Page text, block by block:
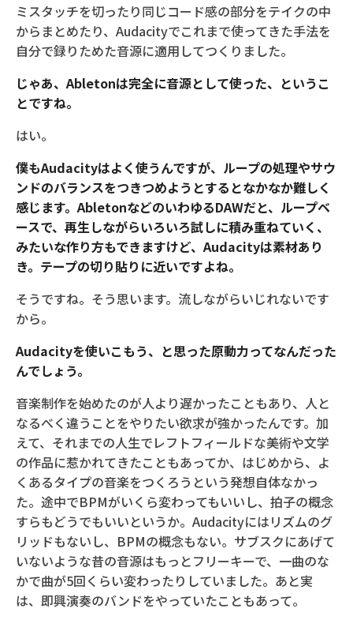
ミスタッチを切ったり同じコード感の部分をテイクの中
からまとめたり、Audacityでこれまで使ってきた手法を
自分で録りためた音源に適用してつくりました。
じゃあ、Abletonは完全に音源として使った、というこ
とですね。
はい。
僕もAudacityはよく使うんですが、ループの処理やサウ
ンドのバランスをつきつめようとするとなかなか難しく
感じます。AbletonなどのいわゆるDAWだと、ループベ
ースで、再生しながらいろいろ試しに積み重ねていく、
みたいな作り方もできますけど、Audacityは素材あり
き。テープの切り貼りに近いですよね。
そうですね。そう思います。流しながらいじれないです
から。
Audacityを使いこもう、と思った原動力ってなんだった
んでしょう。
音楽制作を始めたのが人より遅かったこともあり、人と
なるべく違うことをやりたい欲求が強かったんです。加
えて、それまでの人生でレフトフィールドな美術や文学
の作品に惹かれてきたこともあってか、はじめから、よ
くあるタイプの音楽をつくろうという発想自体なかっ
た。途中でBPMがいくら変わってもいいし、拍子の概念
すらもどうでもいいというか。Audacityにはリズムのグ
リッドもないし、BPMの概念もない。サブスクにあげて
いないような昔の音源はもっとフリーキーで、一曲のな
かで曲が5回くらい変わったりしていました。あと実
は、即興演奏のバンドをやっていたこともあって。